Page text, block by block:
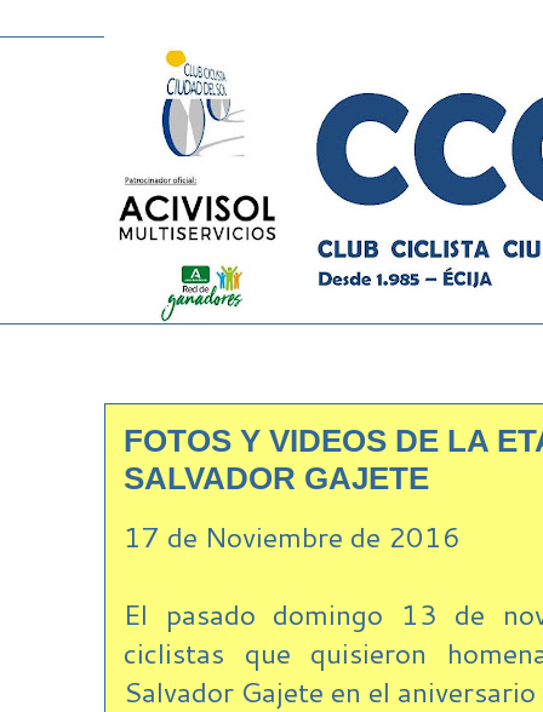
FOTOS Y VIDEOS DE LA
SALVADOR GAJETE
17 de Noviembre de 2016
El pasado domingo 13 de
ciclistas que quisieron
Salvador Gajete en el